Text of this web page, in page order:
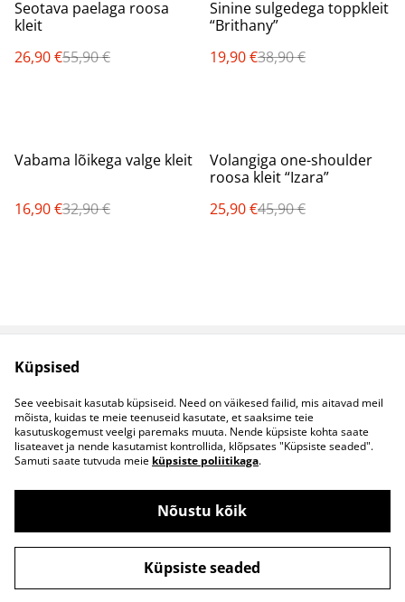
Seotava paelaga roosa
kleit
26,90 €55,90 €
Sinine sulgedega toppkleit
“Brithany”
19,90 €38,90 €
%
Vabama lõikega valge kleit
16,90 €32,90 €
%
Volangiga one-shoulder
roosa kleit “Izara”
25,90 €45,90 €
Müügitingimused
Küpsised
Kontaktid
B2B koostöö
©2026S&S Riided
powered by
Küpsised
See veebisait kasutab küpsiseid. Need on väikesed failid, mis aitavad meil
mõista, kuidas te meie teenuseid kasutate, et saaksime teie
kasutuskogemust veelgi paremaks muuta. Nende küpsiste kohta saate
lisateavet ja nende kasutamist kontrollida, klõpsates "Küpsiste seaded".
Samuti saate tutvuda meie küpsiste poliitikaga.
Nõustu kõik
Küpsiste seaded